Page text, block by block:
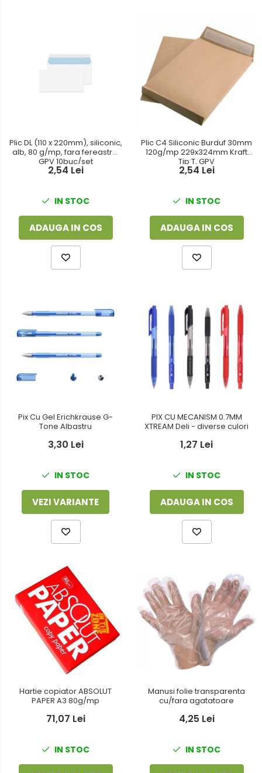
Plic DL (110 x 220mm), siliconic,
alb, 80 g/mp, fara fereastra,
GPV 10buc/set
2,54 Lei
IN STOC
ADAUGA IN COS
Plic C4 Siliconic Burduf 30mm
120g/mp 229x324mm Kraft
Tip T, GPV
2,54 Lei
IN STOC
ADAUGA IN COS
Pix Cu Gel Erichkrause G-
Tone Albastru
3,30 Lei
IN STOC
VEZI VARIANTE
PIX CU MECANISM 0.7MM
XTREAM Deli - diverse culori
1,27 Lei
IN STOC
ADAUGA IN COS
Hartie copiator ABSOLUT
PAPER A3 80g/mp
71,07 Lei
IN STOC
Manusi folie transparenta
cu/fara agatatoare
4,25 Lei
IN STOC